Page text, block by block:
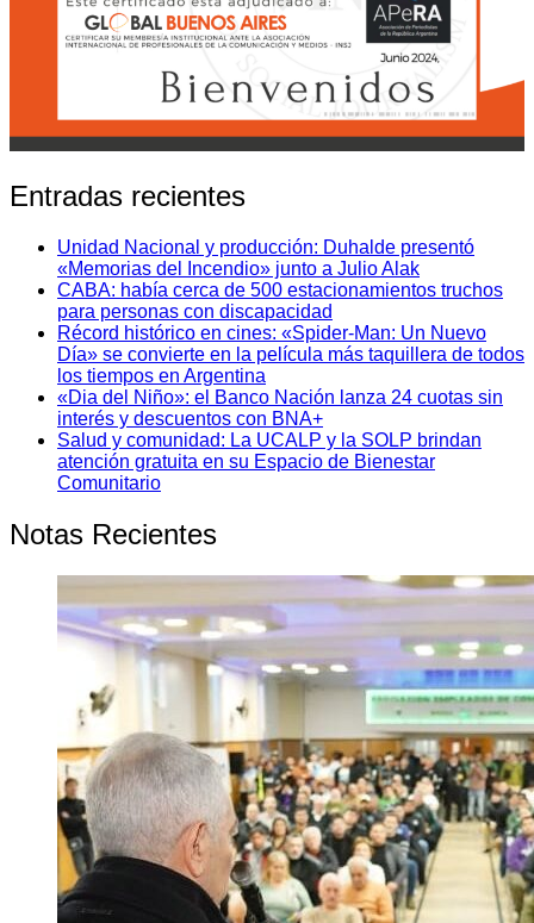
Entradas recientes
Unidad Nacional y producción: Duhalde presentó
«Memorias del Incendio» junto a Julio Alak
CABA: había cerca de 500 estacionamientos truchos
para personas con discapacidad
Récord histórico en cines: «Spider-Man: Un Nuevo
Día» se convierte en la película más taquillera de todos
los tiempos en Argentina
«Dia del Niño»: el Banco Nación lanza 24 cuotas sin
interés y descuentos con BNA+
Salud y comunidad: La UCALP y la SOLP brindan
atención gratuita en su Espacio de Bienestar
Comunitario
Notas Recientes